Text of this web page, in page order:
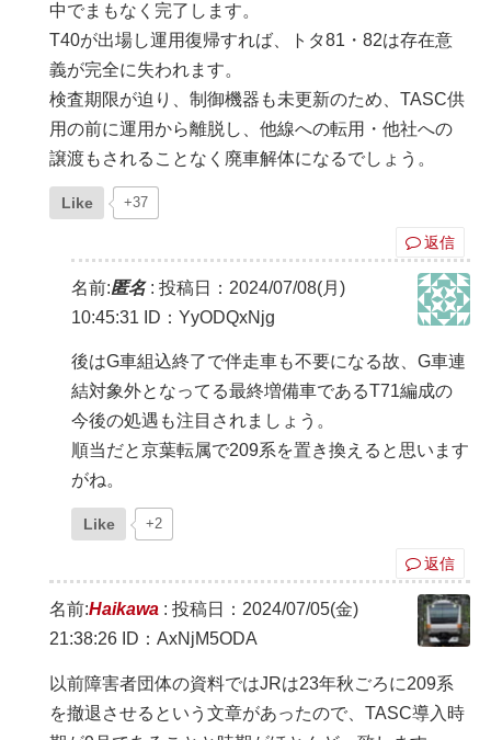
中でまもなく完了します。
T40が出場し運用復帰すれば、トタ81・82は存在意
義が完全に失われます。
検査期限が迫り、制御機器も未更新のため、TASC供
用の前に運用から離脱し、他線への転用・他社への
譲渡もされることなく廃車解体になるでしょう。
Like +37
返信
名前:匿名: 投稿日：2024/07/08(月)
10:45:31
ID：YyODQxNjg
後はG車組込終了で伴走車も不要になる故、G車連
結対象外となってる最終増備車であるT71編成の
今後の処遇も注目されましょう。
順当だと京葉転属で209系を置き換えると思います
がね。
Like +2
返信
名前:Haikawa : 投稿日：2024/07/05(金)
21:38:26 ID：AxNjM5ODA
以前障害者団体の資料ではJRは23年秋ごろに209系
を撤退させるという文章があったので、TASC導入時